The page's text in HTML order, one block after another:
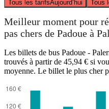
Tous les tarifsAujourd’hui Tous
Meilleur moment pour
pas chers de Padoue à
Les billets de bus Padoue -
trouvés à partir de 45,94 € si
moyenne. Le billet le plus cher